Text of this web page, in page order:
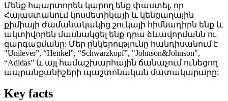
Մենք հպարտորեն կարող ենք փաստել, որ
Հայաստանում կոսմետիկայի և կենցաղային
քիմիայի ժամանակակից շուկայի հիմնադիրն ենք և
ակտիվորեն մասնակցել ենք դրա ձևավորմանն ու
զարգացմանը: Մեր ընկերությունը հանդիսանում է
"Unilever”, “Henkel”, “Schwarzkopf”, "Johnson&Johnson",
“Adidas” և այլ համաշխարհային ճանաչում ունեցող
ապրանքանիշերի պաշտոնական մատակարարը:
Key facts